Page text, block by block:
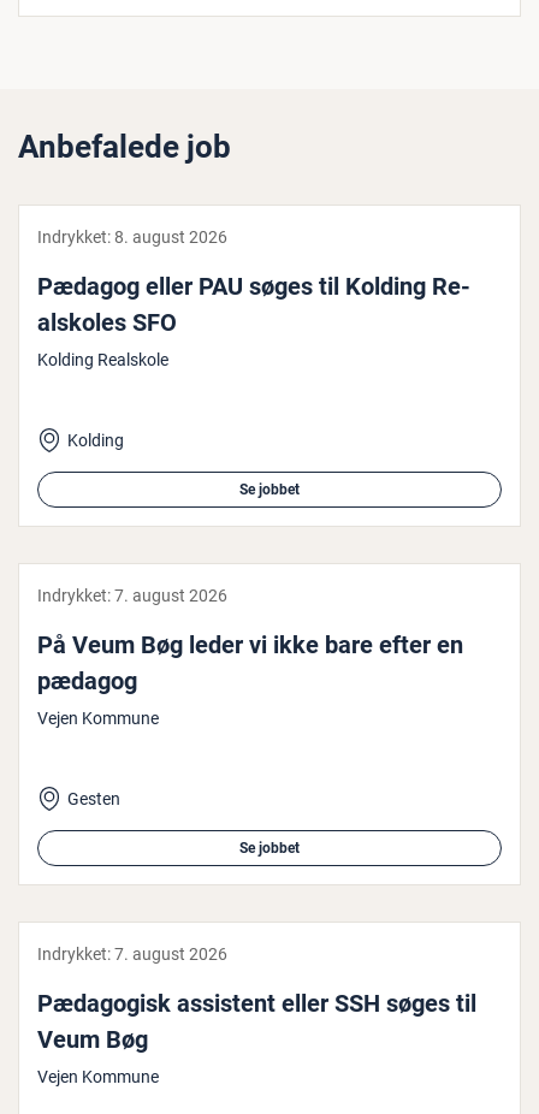
Anbefalede job
Indrykket:8. august 2026
Pædagog eller PAU søges til Kolding Re­
alsko­les SFO
Kolding Realskole
Kolding
Se jobbet
Indrykket:7. august 2026
På Veum Bøg leder vi ikke bare efter en
pædagog
Vejen Kommune
Gesten
Se jobbet
Indrykket:7. august 2026
Pæ­da­go­gisk assistent eller SSH søges til
Veum Bøg
Vejen Kommune